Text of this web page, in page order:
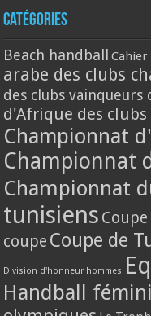
Catégories
Beach handball
arabe des clubs
des clubs vainqueurs
d'Afrique des clubs
Championnat
Championnat
Championnat
tunisiens
coupe Coupe de
Division d'honneur hommes
Handball